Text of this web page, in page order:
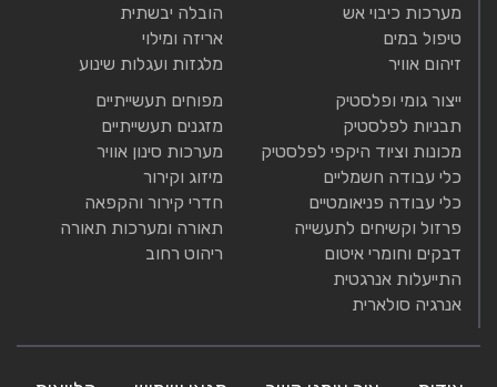
מערכות כיבוי אש
טיפול במים
זיהום אוויר
הובלה יבשתית
אריזה ומילוי
מלגזות ועגלות שינוע
ייצור גומי ופלסטיק
תבניות לפלסטיק
מכונות וציוד היקפי לפלסטיק
כלי עבודה חשמליים
כלי עבודה פניאומטיים
פרזול וקשיחים לתעשייה
דבקים וחומרי איטום
התייעלות אנרגטית
אנרגיה סולארית
מפוחים תעשייתיים
מזגנים תעשייתיים
מערכות סינון אוויר
מיזוג וקירור
חדרי קירור והקפאה
תאורה ומערכות תאורה
ריהוט רחוב